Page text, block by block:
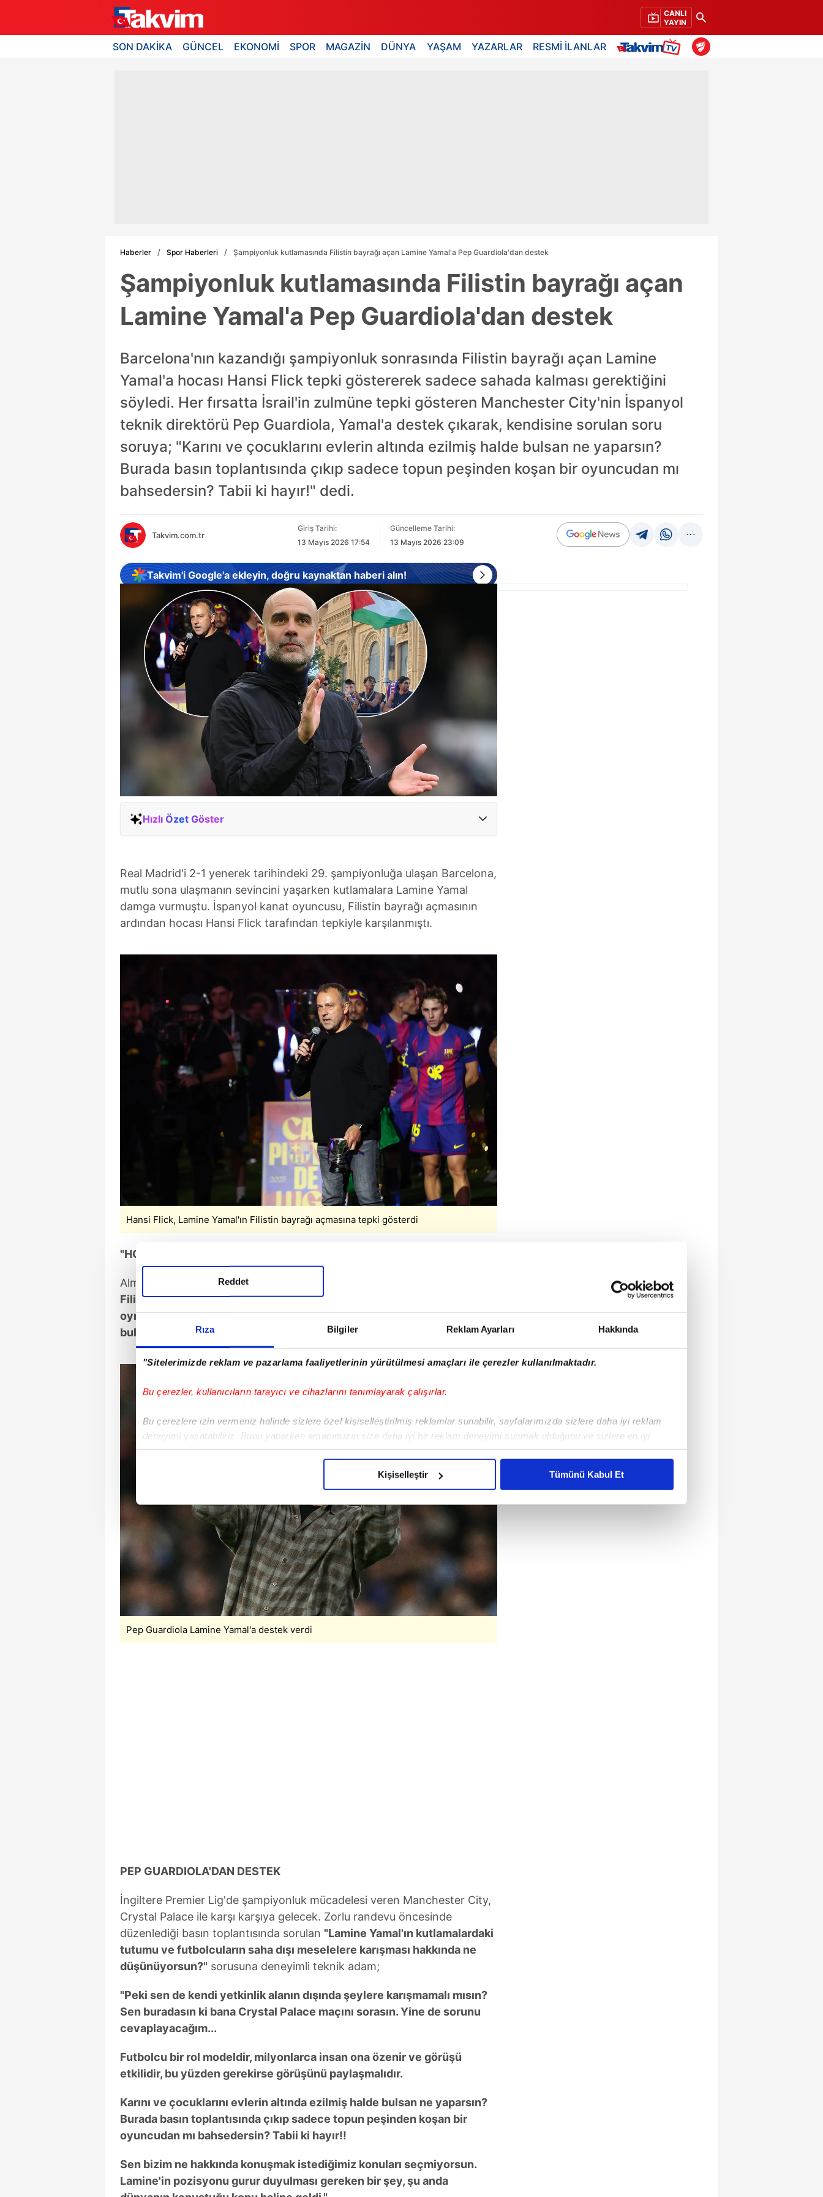
Rıza Bilgiler Reklam Ayarları Hakkında
"Sitelerimizde reklam ve pazarlama faaliyetlerinin yürütülmesi amaçları ile çerezler kullanılmaktadır.
Bu çerezler, kullanıcıların tarayıcı ve cihazlarını tanımlayarak çalışırlar.
Bu çerezlere izin vermeniz halinde sizlere özel kişiselleştirilmiş reklamlar sunabilir, sayfalarımızda sizlere daha iyi reklam
deneyimi yaşatabiliriz. Bunu yaparken amacımızın size daha iyi bir reklam deneyimi sunmak olduğunu ve sizlere en iyi
içerikleri sunabilmek adına elimizden gelen çabayı gösterdiğimizi ve bu noktada, reklamların maliyetlerimizi karşılamak
Sizlere daha iyi bir hizmet sunabilmek için İnternet Sitemizde kendimize ve üçüncü kişilere ait çerezler kullanılmaktadır. Bu
çerezler vasıtasıyla çeşitli kişisel verileriniz işlenmekte olup gerekli olan çerezler bilgi toplumu hizmetlerinin sunulması
amacıyla kullanılmaktadır. Diğer çerezler, sitemizin daha işlevsel kılınması ve kişiselleştirilmesi ve sizlere yönelik
reklam/pazarlama faaliyetlerinin yapılması, amaçlarıyla sınırlı olarak açık rızanız dahilinde kullanılacaktır.
Çerezlere ilişkin tercihlerinizi aşağıda yer alan panel vasıtasıyla belirleyebilirsiniz. Çerezlere ilişkin detaylı bilgi için Ayarlar
butonuna tıklayabilir,Çerez Bilgilendirme Metnimizi ziyaret edebilirsiniz.
6698 sayılı Kişisel Verilerin Korunması Kanunu uyarınca hazırlanmış Aydınlatma Metnimizi okumak ve sitemizde ilgili
Reddet
Kişiselleştir Tümünü Kabul Et
CANLI
YAYIN
SON DAKİKA GÜNCEL EKONOMİ SPOR MAGAZİN DÜNYA YAŞAM YAZARLAR RESMİ İLANLAR
Haberler Spor Haberleri Şampiyonluk kutlamasında Filistin bayrağı açan Lamine Yamal'a Pep Guardiola'dan destek
Şampiyonluk kutlamasında Filistin bayrağı açan
Lamine Yamal'a Pep Guardiola'dan destek
Barcelona'nın kazandığı şampiyonluk sonrasında Filistin bayrağı açan Lamine
Yamal'a hocası Hansi Flick tepki göstererek sadece sahada kalması gerektiğini
söyledi. Her fırsatta İsrail'in zulmüne tepki gösteren Manchester City'nin İspanyol
teknik direktörü Pep Guardiola, Yamal'a destek çıkarak, kendisine sorulan soru
soruya; "Karını ve çocuklarını evlerin altında ezilmiş halde bulsan ne yaparsın?
Burada basın toplantısında çıkıp sadece topun peşinden koşan bir oyuncudan mı
bahsedersin? Tabii ki hayır!" dedi.
Takvim.com.tr
Giriş Tarihi:
13 Mayıs 2026 17:54
Güncelleme Tarihi:
13 Mayıs 2026 23:09
Takvim'i Google'a ekleyin, doğru kaynaktan haberi alın!
Hızlı Özet Göster
Real Madrid'i 2-1 yenerek tarihindeki 29. şampiyonluğa ulaşan Barcelona,
mutlu sona ulaşmanın sevincini yaşarken kutlamalara Lamine Yamal
damga vurmuştu. İspanyol kanat oyuncusu, Filistin bayrağı açmasının
ardından hocası Hansi Flick tarafından tepkiyle karşılanmıştı.
Hansi Flick, Lamine Yamal'ın Filistin bayrağı açmasına tepki gösterdi
"HOŞUMA GİTMEDİ"
Alman teknik direktör konu hakkında yaptığı açıklamada;
Filistin bayrağı açmasının hoşuma gitmediğini söyledim. Biz futbol
oynuyoruz ve insanların bizden beklentilerini göz önünde
bulundurmalıyız."ifadelerini kullanmıştı.
Pep Guardiola Lamine Yamal'a destek verdi
PEP GUARDIOLA'DAN DESTEK
İngiltere Premier Lig'de şampiyonluk mücadelesi veren Manchester City,
Crystal Palace ile karşı karşıya gelecek. Zorlu randevu öncesinde
düzenlediği basın toplantısında sorulan "Lamine Yamal'ın kutlamalardaki
tutumu ve futbolcuların saha dışı meselelere karışması hakkında ne
düşünüyorsun?" sorusuna deneyimli teknik adam;
"Peki sen de kendi yetkinlik alanın dışında şeylere karışmamalı mısın?
Sen buradasın ki bana Crystal Palace maçını sorasın. Yine de sorunu
cevaplayacağım...
Futbolcu bir rol modeldir, milyonlarca insan ona özenir ve görüşü
etkilidir, bu yüzden gerekirse görüşünü paylaşmalıdır.
Karını ve çocuklarını evlerin altında ezilmiş halde bulsan ne yaparsın?
Burada basın toplantısında çıkıp sadece topun peşinden koşan bir
oyuncudan mı bahsedersin? Tabii ki hayır!!
Sen bizim ne hakkında konuşmak istediğimiz konuları seçmiyorsun.
Lamine'in pozisyonu gurur duyulması gereken bir şey, şu anda